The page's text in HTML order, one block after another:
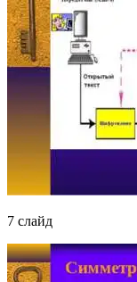
7 слайд